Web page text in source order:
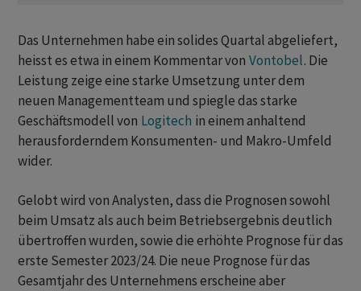
Das Unternehmen habe ein solides Quartal abgeliefert,
heisst es etwa in einem Kommentar von Vontobel. Die
Leistung zeige eine starke Umsetzung unter dem
neuen Managementteam und spiegle das starke
Geschäftsmodell von Logitech in einem anhaltend
herausforderndem Konsumenten- und Makro-Umfeld
wider.
Gelobt wird von Analysten, dass die Prognosen sowohl
beim Umsatz als auch beim Betriebsergebnis deutlich
übertroffen wurden, sowie die erhöhte Prognose für das
erste Semester 2023/24. Die neue Prognose für das
Gesamtjahr des Unternehmens erscheine aber